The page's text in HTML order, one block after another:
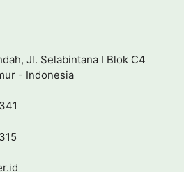
Jl. Selabintana I Blok C4
- Indonesia